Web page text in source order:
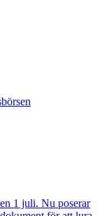
1 juli. Nu poserar